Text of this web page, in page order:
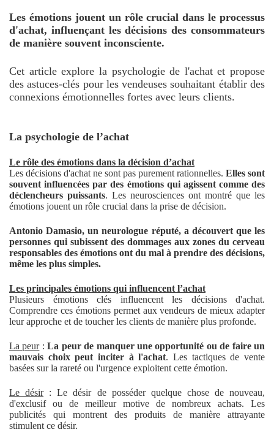
Les émotions jouent un rôle crucial dans le processus
d'achat, influençant les décisions des consommateurs
de manière souvent inconsciente.
Cet article explore la psychologie de l'achat et propose
des astuces-clés pour les vendeuses souhaitant établir des
connexions émotionnelles fortes avec leurs clients.
La psychologie de l’achat
Le rôle des émotions dans la décision d’achat
Les décisions d'achat ne sont pas purement rationnelles. Elles sont
souvent influencées par des émotions qui agissent comme des
déclencheurs puissants. Les neurosciences ont montré que les
émotions jouent un rôle crucial dans la prise de décision.
Antonio Damasio, un neurologue réputé, a découvert que les
personnes qui subissent des dommages aux zones du cerveau
responsables des émotions ont du mal à prendre des décisions,
même les plus simples.
Les principales émotions qui influencent l’achat
Plusieurs émotions clés influencent les décisions d'achat.
Comprendre ces émotions permet aux vendeurs de mieux adapter
leur approche et de toucher les clients de manière plus profonde.
La peur:La peur de manquer une opportunité ou de faire un
mauvais choix peut inciter à l'achat. Les tactiques de vente
basées sur la rareté ou l'urgence exploitent cette émotion.
Le désir: Le désir de posséder quelque chose de nouveau,
d'exclusif ou de meilleur motive de nombreux achats. Les
publicités qui montrent des produits de manière attrayante
stimulent ce désir.